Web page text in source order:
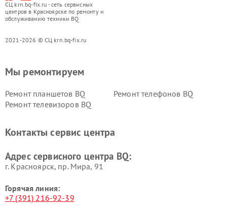
СЦ krn.bq-fix.ru - сеть сервисных
центров в Красноярске по ремонту и
обслуживанию техники BQ
2021-2026 © СЦ krn.bq-fix.ru
Мы ремонтируем
Ремонт планшетов BQ
Ремонт телефонов BQ
Ремонт телевизоров BQ
Контакты сервис центра
Адрес сервисного центра BQ:
г. Красноярск, ​пр. Мира, 91
Горячая линия:
+7 (391) 216-92-39